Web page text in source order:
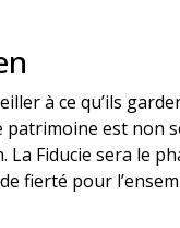
à ce qu’ils
patrimoine est non
Fiducie sera le
fierté pour